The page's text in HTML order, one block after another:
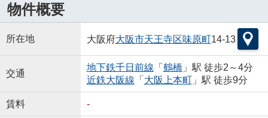
物件概要
所在地 大阪府大阪市天王寺区味原町14-13
交通
地下鉄千日前線 「 鶴橋 」駅 徒歩2～4分
近鉄大阪線 「 大阪上本町」駅 徒歩9分
賃料 -